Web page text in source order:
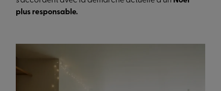
plus responsable.